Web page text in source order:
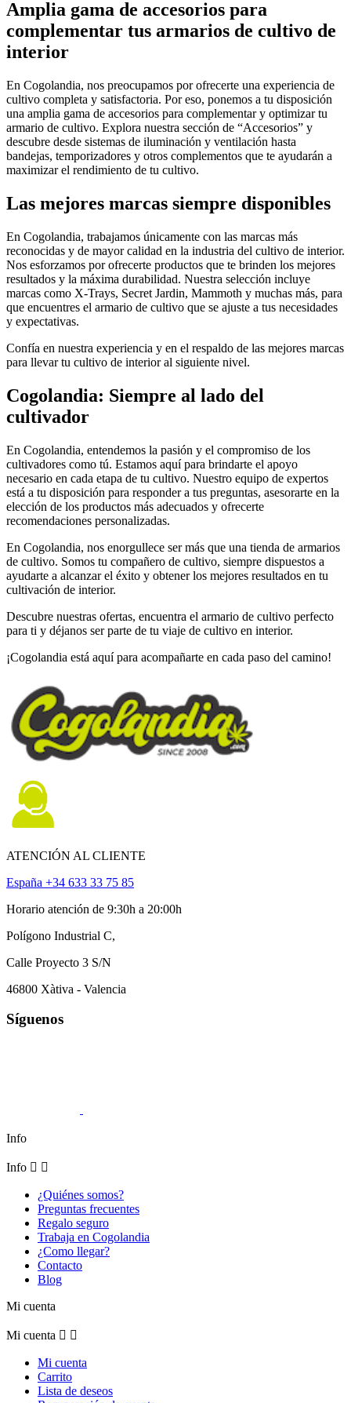
Amplia gama de accesorios para
complementar tus armarios de cultivo de
interior
En Cogolandia, nos preocupamos por ofrecerte una experiencia de
cultivo completa y satisfactoria. Por eso, ponemos a tu disposición
una amplia gama de accesorios para complementar y optimizar tu
armario de cultivo. Explora nuestra sección de “Accesorios” y
descubre desde sistemas de iluminación y ventilación hasta
bandejas, temporizadores y otros complementos que te ayudarán a
maximizar el rendimiento de tu cultivo.
Las mejores marcas siempre disponibles
En Cogolandia, trabajamos únicamente con las marcas más
reconocidas y de mayor calidad en la industria del cultivo de interior.
Nos esforzamos por ofrecerte productos que te brinden los mejores
resultados y la máxima durabilidad. Nuestra selección incluye
marcas como X-Trays, Secret Jardin, Mammoth y muchas más, para
que encuentres el armario de cultivo que se ajuste a tus necesidades
y expectativas.
Confía en nuestra experiencia y en el respaldo de las mejores marcas
para llevar tu cultivo de interior al siguiente nivel.
Cogolandia: Siempre al lado del
cultivador
En Cogolandia, entendemos la pasión y el compromiso de los
cultivadores como tú. Estamos aquí para brindarte el apoyo
necesario en cada etapa de tu cultivo. Nuestro equipo de expertos
está a tu disposición para responder a tus preguntas, asesorarte en la
elección de los productos más adecuados y ofrecerte
recomendaciones personalizadas.
En Cogolandia, nos enorgullece ser más que una tienda de armarios
de cultivo. Somos tu compañero de cultivo, siempre dispuestos a
ayudarte a alcanzar el éxito y obtener los mejores resultados en tu
cultivación de interior.
Descubre nuestras ofertas, encuentra el armario de cultivo perfecto
para ti y déjanos ser parte de tu viaje de cultivo en interior.
¡Cogolandia está aquí para acompañarte en cada paso del camino!
ATENCIÓN AL CLIENTE
España +34 633 33 75 85
Horario atención de 9:30h a 20:00h
Polígono Industrial C,
Calle Proyecto 3 S/N
46800 Xàtiva - Valencia
Síguenos
Info
Info  
¿Quiénes somos?
Preguntas frecuentes
Regalo seguro
Trabaja en Cogolandia
¿Como llegar?
Contacto
Blog
Mi cuenta
Mi cuenta  
Mi cuenta
Carrito
Lista de deseos